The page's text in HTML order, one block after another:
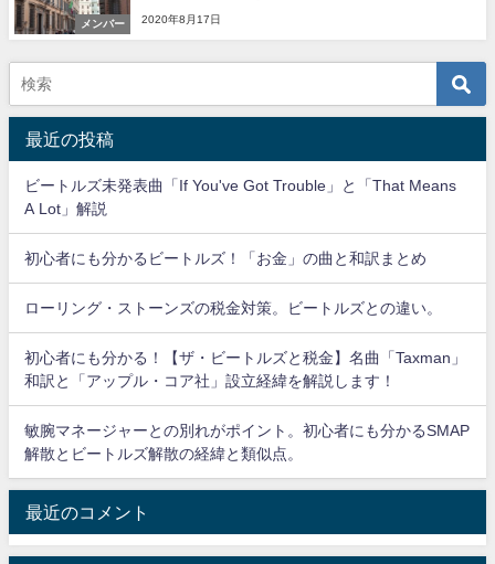
メンバー 2020年8月17日
最近の投稿
ビートルズ未発表曲「If You've Got Trouble」と「That Means
A Lot」解説
初心者にも分かるビートルズ！「お金」の曲と和訳まとめ
ローリング・ストーンズの税金対策。ビートルズとの違い。
初心者にも分かる！【ザ・ビートルズと税金】名曲「Taxman」
和訳と「アップル・コア社」設立経緯を解説します！
敏腕マネージャーとの別れがポイント。初心者にも分かるSMAP
解散とビートルズ解散の経緯と類似点。
最近のコメント